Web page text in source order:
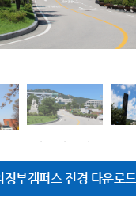
정부캠퍼스 전경 다운로드